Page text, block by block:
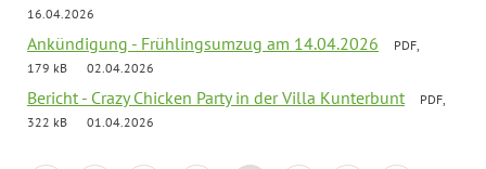
16.04.2026
Ankündigung - Frühlingsumzug am 14.04.2026
PDF,
179 kB
02.04.2026
Bericht - Crazy Chicken Party in der Villa Kunterbunt
PDF,
322 kB
01.04.2026